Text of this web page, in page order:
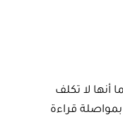
أنها لا تكلف
قراءة